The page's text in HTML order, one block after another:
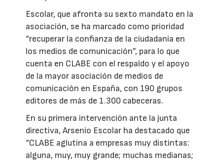
Escolar, que afronta su sexto mandato en la
asociación, se ha marcado como prioridad
“recuperar la confianza de la ciudadanía en
los medios de comunicación”, para lo que
cuenta en CLABE con el respaldo y el apoyo
de la mayor asociación de medios de
comunicación en España, con 190 grupos
editores de más de 1.300 cabeceras.
En su primera intervención ante la junta
directiva, Arsenio Escolar ha destacado que
“CLABE aglutina a empresas muy distintas:
alguna, muy, muy grande; muchas medianas;